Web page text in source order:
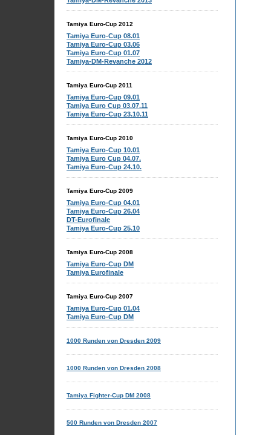
Tamiya Euro-Cup 2012
Tamiya Euro-Cup 08.01
Tamiya Euro-Cup 03.06
Tamiya Euro-Cup 01.07
Tamiya-DM-Revanche 2012
Tamiya Euro-Cup 2011
Tamiya Euro-Cup 09.01
Tamiya Euro Cup 03.07.11
Tamiya Euro-Cup 23.10.11
Tamiya Euro-Cup 2010
Tamiya Euro-Cup 10.01
Tamiya Euro Cup 04.07.
Tamiya Euro-Cup 24.10.
Tamiya Euro-Cup 2009
Tamiya Euro-Cup 04.01
Tamiya Euro-Cup 26.04
DT-Eurofinale
Tamiya Euro-Cup 25.10
Tamiya Euro-Cup 2008
Tamiya Euro-Cup DM
Tamiya Eurofinale
Tamiya Euro-Cup 2007
Tamiya Euro-Cup 01.04
Tamiya Euro-Cup DM
1000 Runden von Dresden 2009
1000 Runden von Dresden 2008
Tamiya Fighter-Cup DM 2008
500 Runden von Dresden 2007